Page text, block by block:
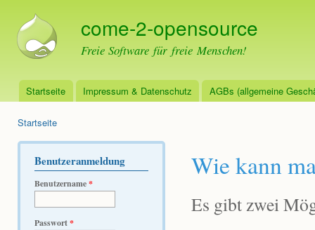
come-2-opensource
Freie Software für freie Menschen!
Hauptmenü
Startseite Impressum & Datenschutz AGBs (allgemeine
Startseite
Benutzeranmeldung
Benutzername*
Passwort*
Wie kann
Es gibt zwei